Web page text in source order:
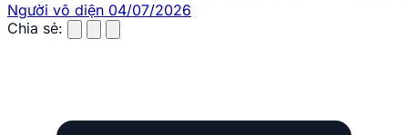
Người vô diện 04/07/2026
Chia sẻ: